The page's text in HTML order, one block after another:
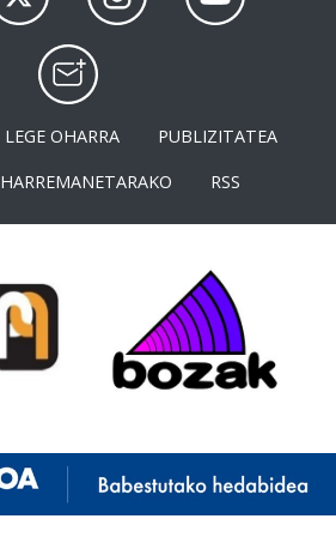
LEGE OHARRA
PUBLIZITATEA
HARREMANETARAKO RSS